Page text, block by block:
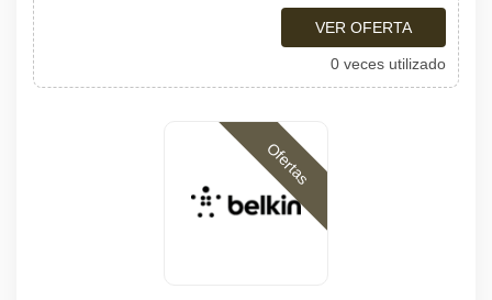
VER OFERTA
0 veces utilizado
Ofertas